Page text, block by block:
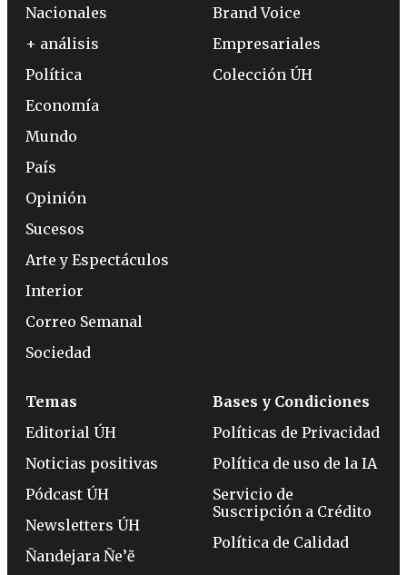
Nacionales
+ análisis
Política
Economía
Mundo
País
Opinión
Sucesos
Arte y Espectáculos
Interior
Correo Semanal
Sociedad
Brand Voice
Empresariales
Colección ÚH
Temas
Editorial ÚH
Noticias positivas
Pódcast ÚH
Newsletters ÚH
Ñandejara Ñe’ẽ
Bases y Condiciones
Políticas de Privacidad
Política de uso de la IA
Servicio de
Suscripción a Crédito
Política de Calidad